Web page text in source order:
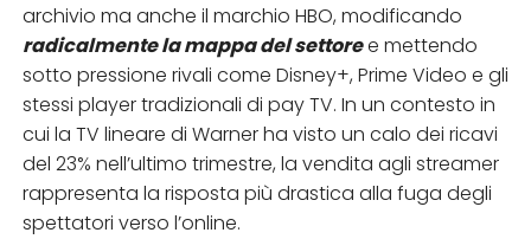
archivio ma anche il marchio HBO, modificando
radicalmente la mappa del settoree mettendo
sotto pressione rivali come Disney+, Prime Video e gli
stessi player tradizionali di pay TV. In un contesto in
cui la TV lineare di Warner ha visto un calo dei ricavi
del 23% nell’ultimo trimestre, la vendita agli streamer
rappresenta la risposta più drastica alla fuga degli
spettatori verso l’online.​​